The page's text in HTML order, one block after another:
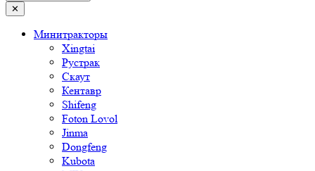
✕
Минитракторы
Xingtai
Рустрак
Скаут
Кентавр
Shifeng
Foton Lovol
Jinma
Dongfeng
Kubota